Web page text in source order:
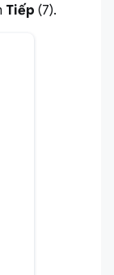
Tiếp (7).